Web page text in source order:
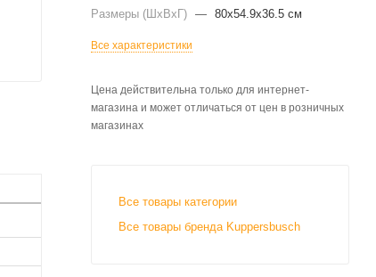
Размеры (ШхВхГ) — 80x54.9x36.5 см
Все характеристики
Цена действительна только для интернет-
магазина и может отличаться от цен в розничных
магазинах
Все товары категории
Все товары бренда Kuppersbusch